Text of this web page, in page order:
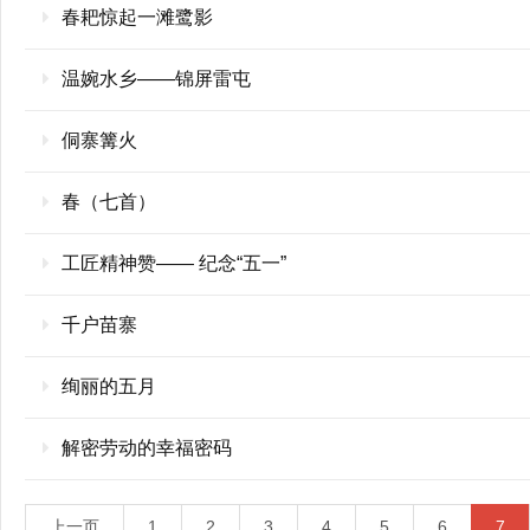
春耙惊起一滩鹭影
温婉水乡——锦屏雷屯
侗寨篝火
春（七首）
工匠精神赞—— 纪念“五一”
千户苗寨
绚丽的五月
解密劳动的幸福密码